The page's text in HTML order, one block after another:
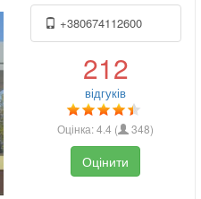
+380674112600
212
відгуків
Оцінка:4.4 ( 348)
Оцінити